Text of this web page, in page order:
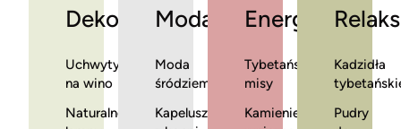
Dekoracje
Uchwyty
na wino
Naturalne
Moda
Moda
śródziemnomorska
Kapelusze
Energia
Tybetańskie
misy
Kamienie
Relaks
Kadzidła
Pudry